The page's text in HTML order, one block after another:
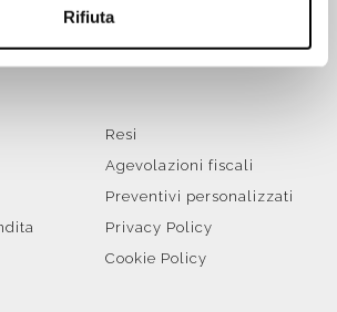
Rifiuta
, accetto di ricevere la newsletter ai
Resi
Agevolazioni fiscali
Preventivi personalizzati
Privacy Policy
Cookie Policy